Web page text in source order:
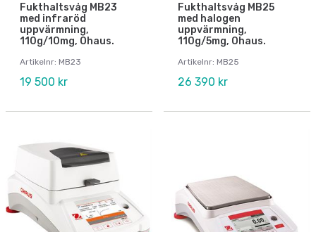
Fukthaltsvåg MB23
med infraröd
uppvärmning,
110g/10mg, Ohaus.
Artikelnr: MB23
19 500 kr
Fukthaltsvåg MB25
med halogen
uppvärmning,
110g/5mg, Ohaus.
Artikelnr: MB25
26 390 kr